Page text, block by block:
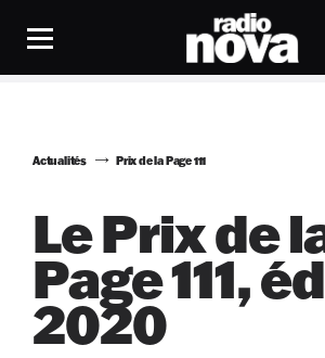
Actualités Prix de la Page 111
Le Prix de
Page 111,
2020